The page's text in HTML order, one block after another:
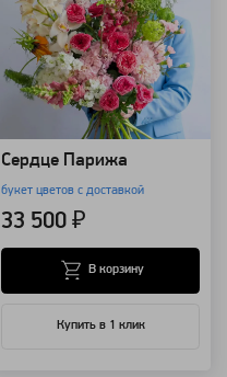
Сердце Парижа
букет цветов с доставкой
33 500 ₽
Купить в 1 клик
В корзину